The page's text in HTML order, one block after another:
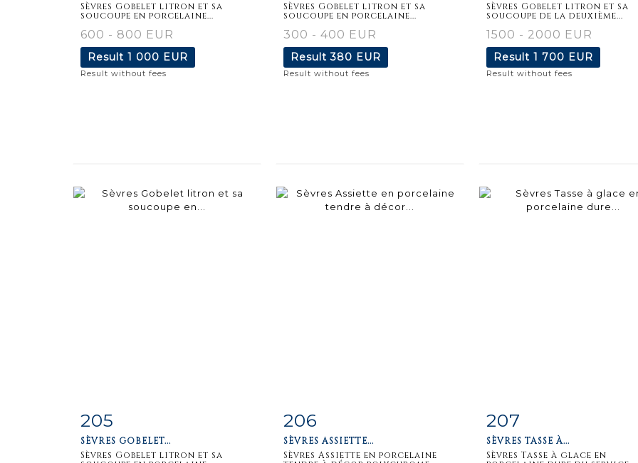
Sèvres Gobelet litron et sa
soucoupe en porcelaine...
600 - 800 EUR
Result 1 000 EUR
Result without fees
Sèvres Gobelet litron et sa
soucoupe en porcelaine...
300 - 400 EUR
Result380 EUR
Result without fees
Sèvres Gobelet litron et sa
soucoupe de la deuxième...
1500 - 2000 EUR
Result 1 700 EUR
Result without fees
Item detail
205
SÈVRES GOBELET...
Sèvres Gobelet litron et sa
Item detail
206
SÈVRES ASSIETTE...
Sèvres Assiette en porcelaine
Item detail
207
SÈVRES TASSE À...
Sèvres Tasse à glace en